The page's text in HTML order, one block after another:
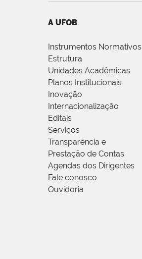
A UFOB
Instrumentos Normativos
Estrutura
Unidades Acadêmicas
Planos Institucionais
Inovação
Internacionalização
Editais
Serviços
Transparência e
Prestação de Contas
Agendas dos Dirigentes
Fale conosco
Ouvidoria